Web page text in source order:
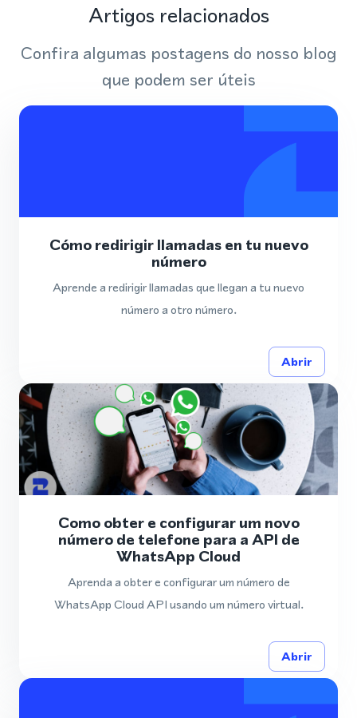
Artigos relacionados
Confira algumas postagens do nosso blog
que podem ser úteis
Cómo redirigir llamadas en tu nuevo
número
Aprende a redirigir llamadas que llegan a tu nuevo
número a otro número.
Abrir
Como obter e configurar um novo
número de telefone para a API de
WhatsApp Cloud
Aprenda a obter e configurar um número de
WhatsApp Cloud API usando um número virtual.
Abrir